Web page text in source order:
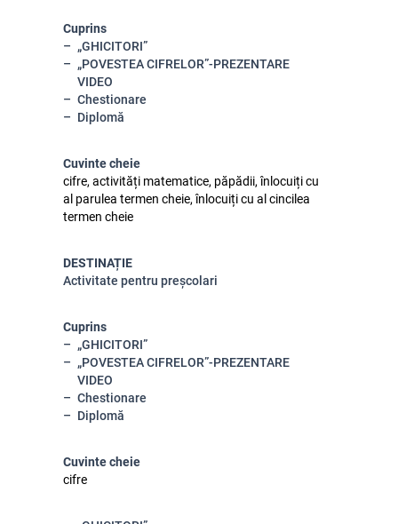
Cuprins
„GHICITORI”
„POVESTEA CIFRELOR”-PREZENTARE
VIDEO
Chestionare
Diplomă
Cuvinte cheie
cifre, activități matematice, păpădii, înlocuiți cu
al parulea termen cheie, înlocuiți cu al cincilea
termen cheie
DESTINAȚIE
Activitate pentru preșcolari
Cuprins
„GHICITORI”
„POVESTEA CIFRELOR”-PREZENTARE
VIDEO
Chestionare
Diplomă
Cuvinte cheie
cifre